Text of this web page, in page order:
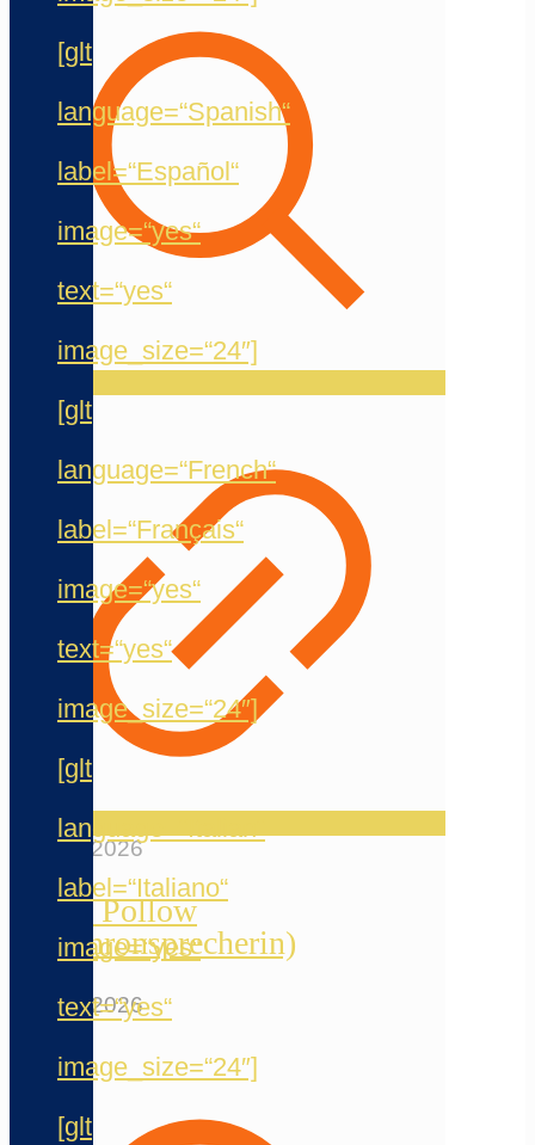
[glt
language=“Spanish“
label=“Español“
image=“yes“
text=“yes“
image_size=“24″]
[glt
language=“French“
label=“Français“
image=“yes“
text=“yes“
image_size=“24″]
[glt
language=“Italian“
label=“Italiano“
image=“yes“
text=“yes“
image_size=“24″]
[glt
23. Mai 2026
Peggy Pollow
(Synchronsprecherin)
20. Mai 2026